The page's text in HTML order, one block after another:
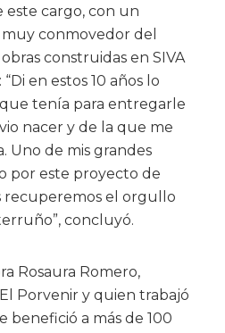
este cargo, con un
conmovedor del
construidas en SIVA
en estos 10 años lo
tenía para entregarle
nacer y de la que me
Uno de mis grandes
por este proyecto de
recuperemos el orgullo
concluyó.
Rosaura Romero,
Porvenir y quien trabajó
benefició a más de 100